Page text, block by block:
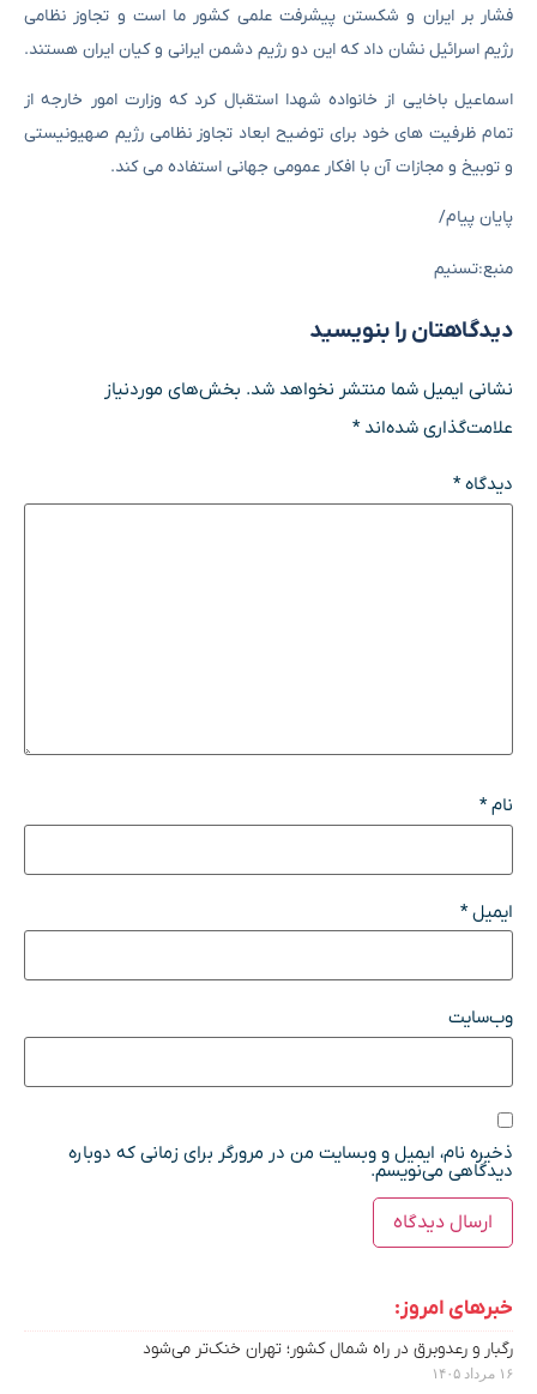
فشار بر ایران و شکستن پیشرفت علمی کشور ما است و تجاوز نظامی
رژیم اسرائیل نشان داد که این دو رژیم دشمن ایرانی و کیان ایران هستند.
اسماعیل باخایی از خانواده شهدا استقبال کرد که وزارت امور خارجه از
تمام ظرفیت های خود برای توضیح ابعاد تجاوز نظامی رژیم صهیونیستی
و توبیخ و مجازات آن با افکار عمومی جهانی استفاده می کند.
پایان پیام/
منبع:تسنیم
دیدگاهتان را بنویسید
نشانی ایمیل شما منتشر نخواهد شد. بخش‌های موردنیاز
علامت‌گذاری شده‌اند*
دیدگاه*
نام*
ایمیل*
وب‌سایت
ذخیره نام، ایمیل و وبسایت من در مرورگر برای زمانی که دوباره
دیدگاهی می‌نویسم.
خبرهای امروز:
رگبار و رعدوبرق در راه شمال کشور؛ تهران خنک‌تر می‌شود
۱۶ مرداد ۱۴۰۵